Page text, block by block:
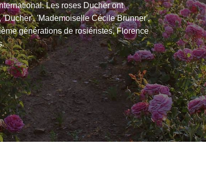
Les roses Ducher ont
'Mademoiselle Cécile Brunner',
générations de rosiéristes, Florence